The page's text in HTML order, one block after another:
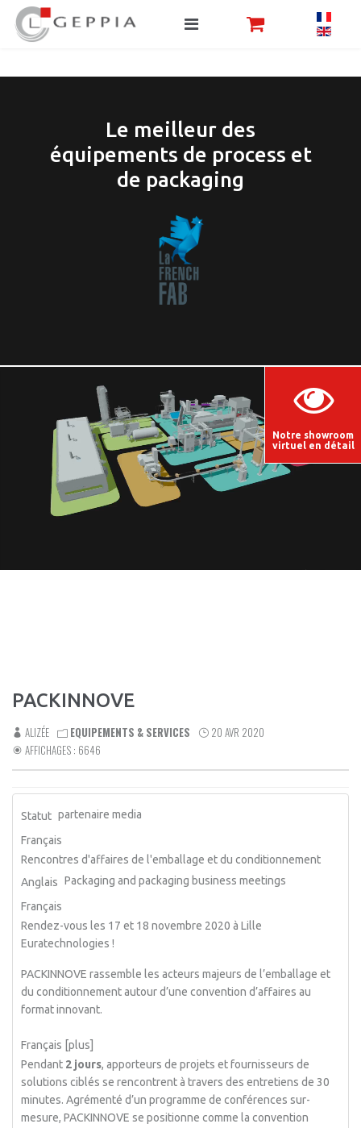
Le meilleur des
équipements de process et
de packaging
Notre showroom
virtuel en détail
PACKINNOVE
ALIZÉE EQUIPEMENTS & SERVICES
20 AVR 2020
AFFICHAGES : 6646
Statut partenaire media
Français
Rencontres d'affaires de l'emballage et du conditionnement
Anglais Packaging and packaging business meetings
Français
Rendez-vous les 17 et 18 novembre 2020 à Lille
Euratechnologies !
PACKINNOVE rassemble les acteurs majeurs de l’emballage et
du conditionnement autour d’une convention d’affaires au
format innovant.
Français [plus]
Pendant 2 jours, apporteurs de projets et fournisseurs de
solutions ciblés se rencontrent à travers des entretiens de 30
minutes. Agrémenté d’un programme de conférences sur-
mesure, PACKINNOVE se positionne comme la convention